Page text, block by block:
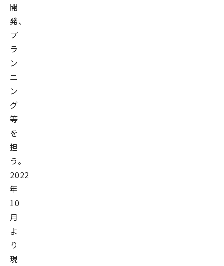
開
発、
プ
ラ
ン
ニ
ン
グ
等
を
担
う。
2022
年
10
月
よ
り
現